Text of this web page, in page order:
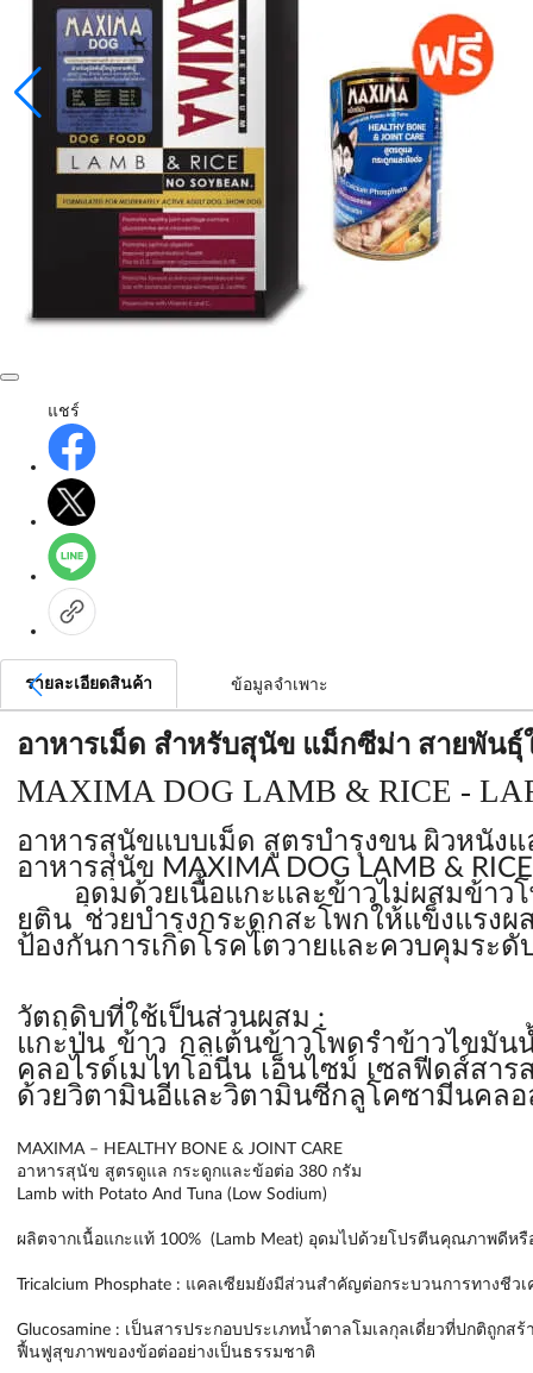
แชร์
รายละเอียดสินค้า ข้อมูลจำเพาะ
อาหารเม็ด สำหรับสุนัข แม็กซีม่า สายพัน
MAXIMA DOG LAMB & RICE -
อาหารสุนัขแบบเม็ด สูตรบำรุงขน ผิวหนัง
อาหารสุนัข MAXIMA DOG LAMB & RICE
อุดมด้วยเนื้อแกะและข้าวไม่ผสมข้า
ยติน ช่วยบำรุงกระดูกสะโพกให้แข็งแรงผ
ป้องกันการเกิดโรคไตวายและควบคุมระ
วัตถุดิบที่ใช้เป็นส่วนผสม :
แกะป่น ข้าว กลูเต้นข้าวโพดรำข้าวไขมั
คลอไรด์เมไทโอนีน เอ็นไซม์ เซลฟีดส์สา
ด้วยวิตามินอีและวิตามินซีกลูโคซามีนคล
MAXIMA – HEALTHY BONE & JOINT CARE
อาหารสุนัข สูตรดูแล กระดูกและข้อต่อ 380 กรัม
Lamb with Potato And Tuna (Low Sodium)
ผลิตจากเนื้อแกะแท้ 100% (Lamb Meat) อุดมไปด้วยโปรตีนคุณภาพดีห
Tricalcium Phosphate : แคลเซียมยังมีส่วนสำคัญต่อกระบวนการทาง
Glucosamine : เป็นสารประกอบประเภทน้ำตาลโมเลกุลเดี่ยวที่ปกติถู
ฟื้นฟูสุขภาพของข้อต่ออย่างเป็นธรรมชาติ